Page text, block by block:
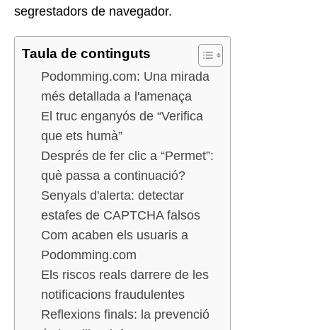
segrestadors de navegador.
Taula de continguts
Podomming.com: Una mirada
més detallada a l'amenaça
El truc enganyós de “Verifica
que ets humà”
Després de fer clic a “Permet”:
què passa a continuació?
Senyals d'alerta: detectar
estafes de CAPTCHA falsos
Com acaben els usuaris a
Podomming.com
Els riscos reals darrere de les
notificacions fraudulentes
Reflexions finals: la prevenció